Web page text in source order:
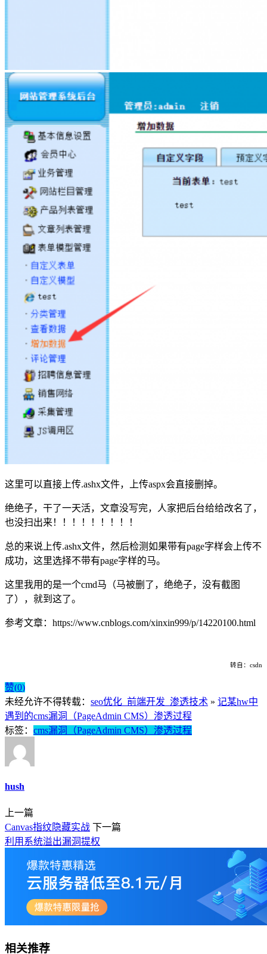
这里可以直接上传.ashx文件，上传aspx会直接删掉。
绝绝子，干了一天活，文章没写完，人家把后台给给改名了，
也没扫出来！！！！！！！！！
总的来说上传.ashx文件，然后检测如果带有page字样会上传不
成功，这里选择不带有page字样的马。
这里我用的是一个cmd马（马被删了，绝绝子，没有截图
了），就到这了。
参考文章：https://www.cnblogs.com/xinxin999/p/14220100.html
转自：csdn
赞(0)
未经允许不得转载： seo优化_前端开发_渗透技术 » 记某hw中
遇到的cms漏洞（PageAdmin CMS）渗透过程
标签： cms漏洞（PageAdmin CMS）渗透过程
hush
上一篇
Canvas指纹隐藏实战 下一篇
利用系统溢出漏洞提权
相关推荐